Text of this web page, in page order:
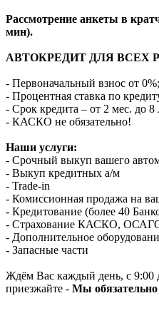
Рассмотрение анкеты в
мин).
АВТОКРЕДИТ ДЛЯ ВСЕХ
- Первоначальный взнос от 0%;
- Процентная ставка по
- Срок кредита – от 2 мес. до 8
- КАСКО не обязательно!
Наши услуги:
- Срочный выкуп вашего
- Выкуп кредитных а/м
- Trade-in
- Комиссионная продажа на
- Кредитование (более 40
- Страхование КАСКО,
- Дополнительное
- Запасные части
Ждём Вас каждый день, с 9:00
приезжайте - Мы